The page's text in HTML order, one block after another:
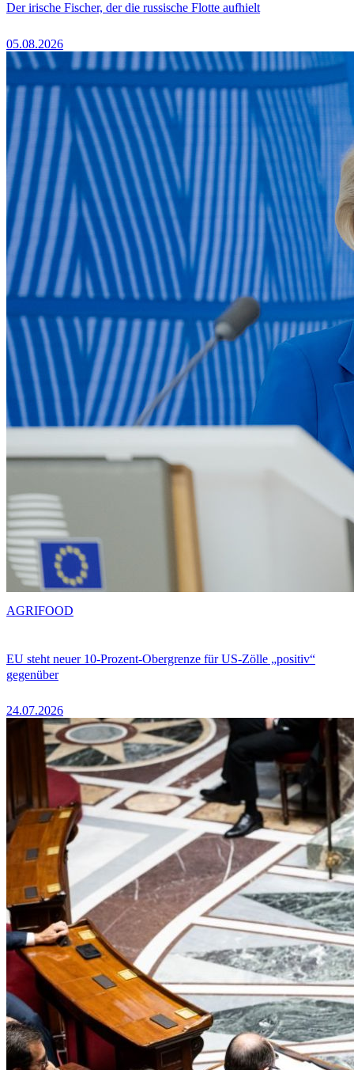
Der irische Fischer, der die russische Flotte aufhielt
05.08.2026
EU steht neuer 10-Prozent-Obergrenze für US-Zölle „positiv“
gegenüber
24.07.2026
AGRIFOOD